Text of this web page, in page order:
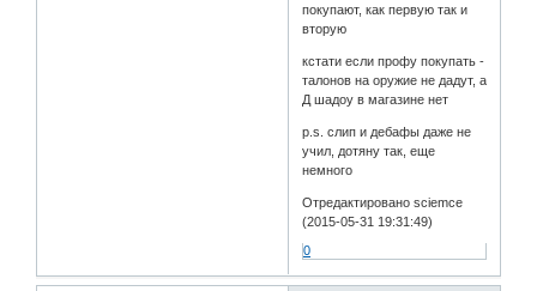
покупают, как первую так и
вторую
кстати если профу покупать -
талонов на оружие не дадут, а
Д шадоу в магазине нет
p.s. слип и дебафы даже не
учил, дотяну так, еще
немного
Отредактировано sciemce
(2015-05-31 19:31:49)
0